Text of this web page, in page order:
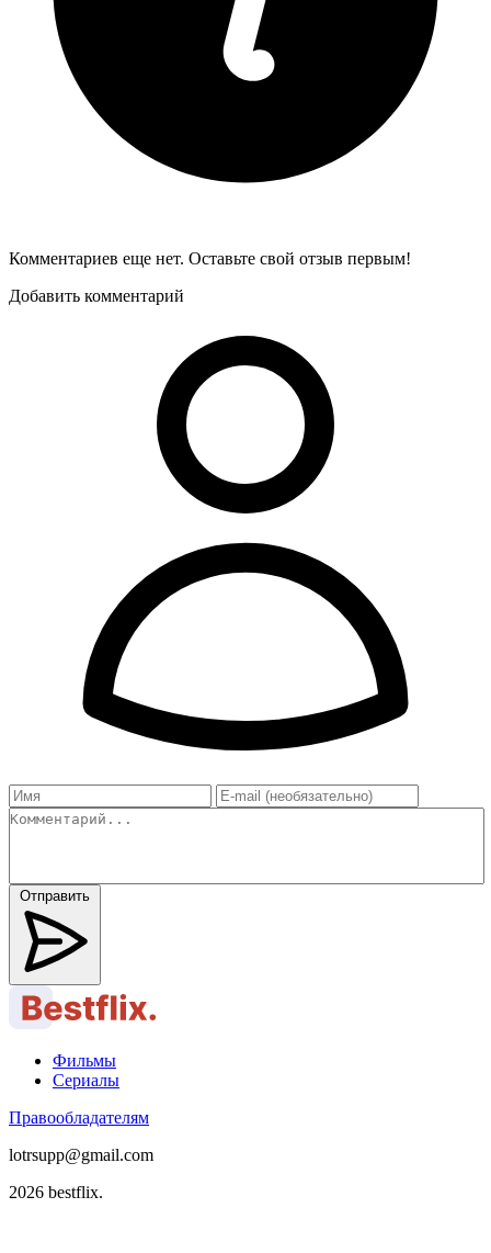
Комментариев еще нет. Оставьте свой отзыв первым!
Добавить комментарий
Отправить
Фильмы
Сериалы
Правообладателям
lotrsupp@gmail.com
2026 bestflix.